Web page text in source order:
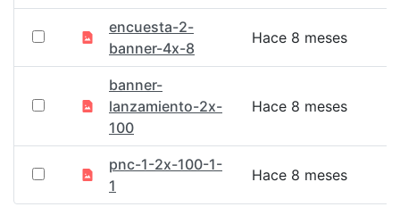
encuesta-2-
banner-4x-8
Hace 8 meses
banner-
lanzamiento-2x-
100
Hace 8 meses
pnc-1-2x-100-1-
1
Hace 8 meses